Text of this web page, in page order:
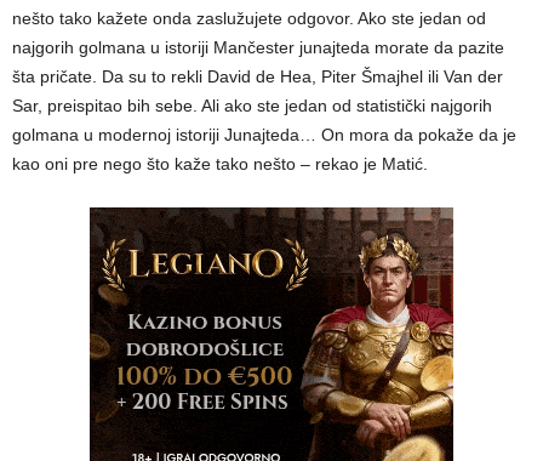
nešto tako kažete onda zaslužujete odgovor. Ako ste jedan od
najgorih golmana u istoriji Mančester junajteda morate da pazite
šta pričate. Da su to rekli David de Hea, Piter Šmajhel ili Van der
Sar, preispitao bih sebe. Ali ako ste jedan od statistički najgorih
golmana u modernoj istoriji Junajteda… On mora da pokaže da je
kao oni pre nego što kaže tako nešto – rekao je Matić.